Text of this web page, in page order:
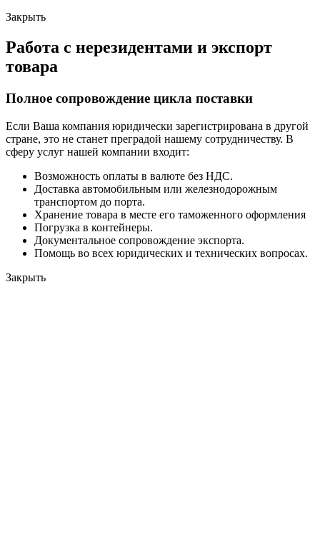
Закрыть
Работа с нерезидентами и экспорт
товара
Полное сопровождение цикла поставки
Если Ваша компания юридически зарегистрирована в другой
стране, это не станет преградой нашему сотрудничеству. В
сферу услуг нашей компании входит:
Возможность оплаты в валюте без НДС.
Доставка автомобильным или железнодорожным
транспортом до порта.
Хранение товара в месте его таможенного оформления
Погрузка в контейнеры.
Документальное сопровождение экспорта.
Помощь во всех юридических и технических вопросах.
Закрыть